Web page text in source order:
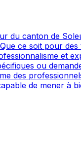
canton de
ce soit pour
et
ou
des
de mener à